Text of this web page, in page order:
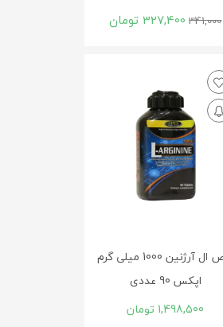
341,000
327,400 تومان
قرص ال آرژنین 1000 میلی گرم
اپکس 90 عددی
1,498,500 تومان